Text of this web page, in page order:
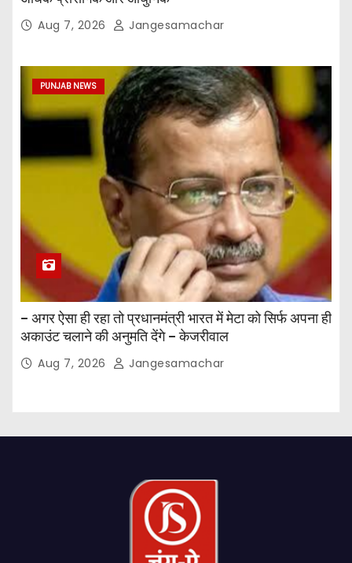
Aug 7, 2026 Jangesamachar
PUNJAB NEWS
– अगर ऐसा ही रहा तो प्रधानमंत्री भारत में मेटा को सिर्फ अपना ही
अकाउंट चलाने की अनुमति देंगे – केजरीवाल
Aug 7, 2026 Jangesamachar